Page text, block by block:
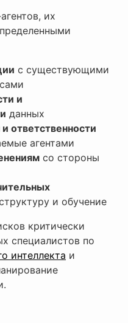
их
с существующими
и
данных
ответственности
агентами
со стороны
и обучение
критически
специалистов по
интеллекта и